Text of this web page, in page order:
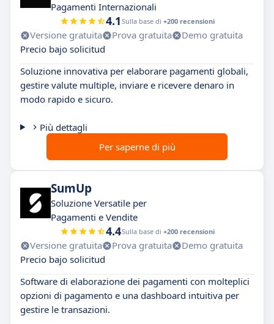
Pagamenti Internazionali
4.1 Sulla base di +200 recensioni
Versione gratuita Prova gratuita
Demo gratuita
Precio bajo solicitud
Soluzione innovativa per elaborare pagamenti globali,
gestire valute multiple, inviare e ricevere denaro in
modo rapido e sicuro.
Più dettagli
Per saperne di più
SumUp
Soluzione Versatile per
Pagamenti e Vendite
4.4Sulla base di +200 recensioni
Versione gratuita Prova gratuita
Demo gratuita
Precio bajo solicitud
Software di elaborazione dei pagamenti con molteplici
opzioni di pagamento e una dashboard intuitiva per
gestire le transazioni.